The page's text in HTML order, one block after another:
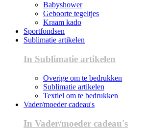
Babyshower
Geboorte tegeltjes
Kraam kado
Sportfondsen
Sublimatie artikelen
In Sublimatie artikelen
Overige om te bedrukken
Sublimatie artikelen
Textiel om te bedrukken
Vader/moeder cadeau's
In Vader/moeder cadeau's